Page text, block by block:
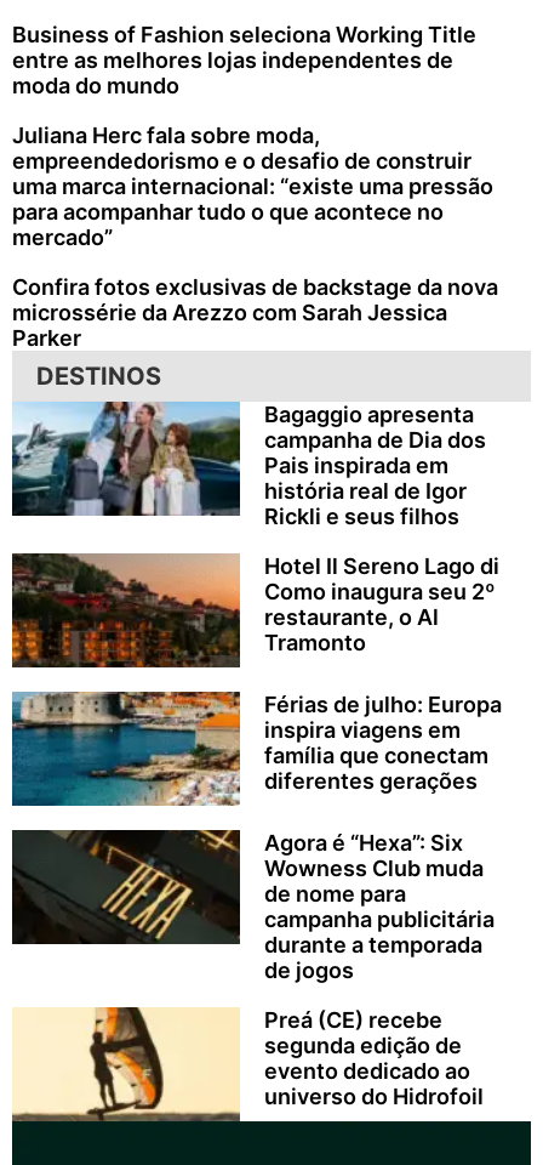
Business of Fashion seleciona Working Title
entre as melhores lojas independentes de
moda do mundo
Juliana Herc fala sobre moda,
empreendedorismo e o desafio de construir
uma marca internacional: “existe uma pressão
para acompanhar tudo o que acontece no
mercado”
Confira fotos exclusivas de backstage da nova
microssérie da Arezzo com Sarah Jessica
Parker
DESTINOS
Bagaggio apresenta
campanha de Dia dos
Pais inspirada em
história real de Igor
Rickli e seus filhos
Hotel Il Sereno Lago di
Como inaugura seu 2º
restaurante, o Al
Tramonto
Férias de julho: Europa
inspira viagens em
família que conectam
diferentes gerações
Agora é “Hexa”: Six
Wowness Club muda
de nome para
campanha publicitária
durante a temporada
de jogos
Preá (CE) recebe
segunda edição de
evento dedicado ao
universo do Hidrofoil